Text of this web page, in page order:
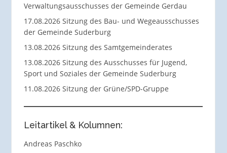
Verwaltungsausschusses der Gemeinde Gerdau
17.08.2026 Sitzung des Bau- und Wegeausschusses
der Gemeinde Suderburg
13.08.2026 Sitzung des Samtgemeinderates
13.08.2026 Sitzung des Ausschusses für Jugend,
Sport und Soziales der Gemeinde Suderburg
11.08.2026 Sitzung der Grüne/SPD-Gruppe
Leitartikel & Kolumnen:
Andreas Paschko